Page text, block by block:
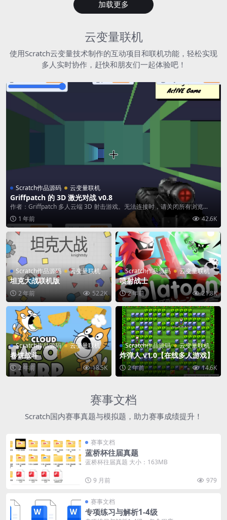
加载更多
云变量联机
使用Scratch云变量技术制作的互动项目和联机功能，轻松实现
多人实时协作，赶快和朋友们一起体验吧！
Scratch作品源码 云变量联机
Griffpatch 的 3D 激光对战 v0.8
作者：Griffpatch 多人云端 3D 射击游戏。无法连接时，请关闭所有浏览...
1 年前
42.6K
Scratch作品源码 云变量联机
坦克大战联机版
2 年前 52.2K
Scratch作品源码 云变量联机
喷射战士
2 年前 21.8K
Scratch作品源码 云变量联机
卷饼战斗
2 年前 18.5K
Scratch作品源码 云变量联机
炸弹人 v1.0【在线多人游戏】
2 年前 14.6K
赛事文档
Scratch国内赛事真题与模拟题，助力赛事成绩提升！
赛事文档
蓝桥杯往届真题
蓝桥杯往届真题 大小：163MB
9 月前 979
赛事文档
专项练习与解析1-4级